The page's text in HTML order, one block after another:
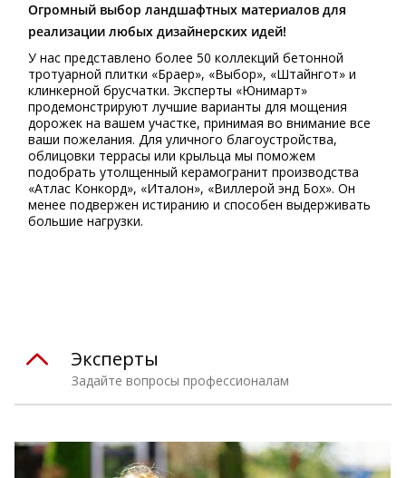
Огромный выбор ландшафтных материалов для
реализации любых дизайнерских идей!
У нас представлено более 50 коллекций бетонной
тротуарной плитки «Браер», «Выбор», «Штайнгот» и
клинкерной брусчатки. Эксперты «Юнимарт»
продемонстрируют лучшие варианты для мощения
дорожек на вашем участке, принимая во внимание все
ваши пожелания. Для уличного благоустройства,
облицовки террасы или крыльца мы поможем
подобрать утолщенный керамогранит производства
«Атлас Конкорд», «Италон», «Виллерой энд Бох». Он
менее подвержен истиранию и способен выдерживать
большие нагрузки.
Задайте вопросы профессионалам
Эксперты